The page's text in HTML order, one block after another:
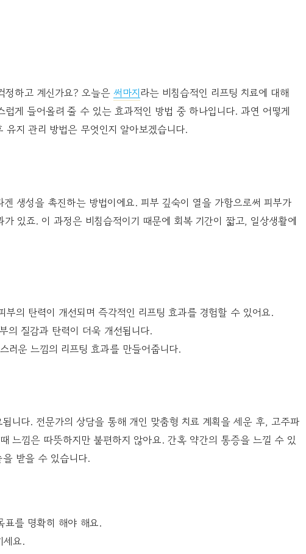
정하고 계신가요? 오늘은 써마지라는 비침습적인 리프팅 치료에 대해
럽게 들어올려 줄 수 있는 효과적인 방법 중 하나입니다. 과연 어떻게
지 관리 방법은 무엇인지 알아보겠습니다.
생성을 촉진하는 방법이에요. 피부 깊숙이 열을 가함으로써 피부가
있죠. 이 과정은 비침습적이기 때문에 회복 기간이 짧고, 일상생활에
부의 탄력이 개선되며 즉각적인 리프팅 효과를 경험할 수 있어요.
의 질감과 탄력이 더욱 개선됩니다.
러운 느낌의 리프팅 효과를 만들어줍니다.
니다. 전문가의 상담을 통해 개인 맞춤형 치료 계획을 세운 후, 고주파
느낌은 따뜻하지만 불편하지 않아요. 간혹 약간의 통증을 느낄 수 있
받을 수 있습니다.
표를 명확히 해야 해요.
세요.